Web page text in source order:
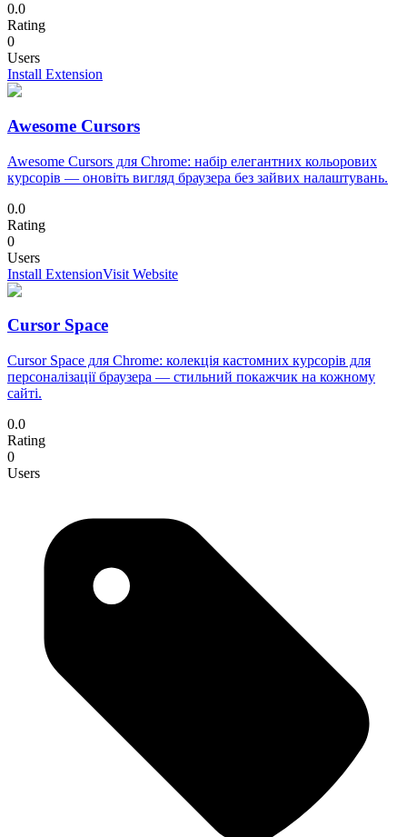
0.0
Rating
0
Users
Install Extension
Awesome Cursors
Awesome Cursors для Chrome: набір елегантних кольорових
курсорів — оновіть вигляд браузера без зайвих налаштувань.
0.0
Rating
0
Users
Install ExtensionVisit Website
Cursor Space
Cursor Space для Chrome: колекція кастомних курсорів для
персоналізації браузера — стильний покажчик на кожному
сайті.
0.0
Rating
0
Users